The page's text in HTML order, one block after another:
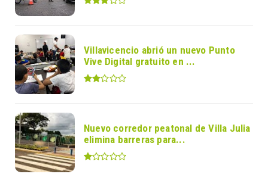
Villavicencio abrió un nuevo Punto
Vive Digital gratuito en ...
Nuevo corredor peatonal de Villa Julia
elimina barreras para...